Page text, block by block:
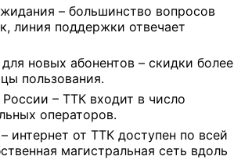
– большинство вопросов
линия поддержки отвечает
новых абонентов – скидки более
пользования.
– ТТК входит в число
операторов.
интернет от ТТК доступен по всей
магистральная сеть вдоль